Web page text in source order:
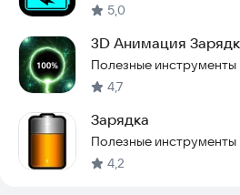
5,0
3D Анимация
Полезные инструменты
4,7
Зарядка
Полезные инструменты
4,2